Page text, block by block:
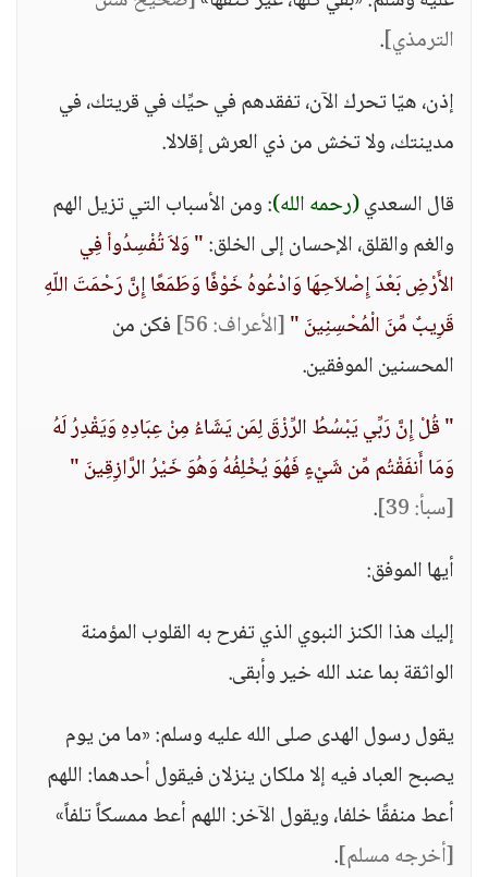
الترمذي].
إذن، هيّا تحرك الآن، تفقدهم في حيِّك في قريتك، في
مدينتك، ولا تخش من ذي العرش إقلالا.
قال السعدي(رحمه الله): ومن الأسباب التي تزيل الهم
والغم والقلق، الإحسان إلى الخلق:" وَلاَ تُفْسِدُواْ فِي
الأَرْضِ بَعْدَ إِصْلاَحِهَا وَادْعُوهُ خَوْفًا وَطَمَعًا إِنَّ رَحْمَتَ اللّهِ
قَرِيبٌ مِّنَ الْمُحْسِنِينَ "[الأعراف: 56]
فكن من
المحسنين الموفقين.
" قُلْ إِنَّ رَبِّي يَبْسُطُ الرِّزْقَ لِمَن يَشَاءُ مِنْ عِبَادِهِ وَيَقْدِرُ لَهُ
وَمَا أَنفَقْتُم مِّن شَيْءٍ فَهُوَ يُخْلِفُهُ وَهُوَ خَيْرُ الرَّازِقِينَ "
[سبأ: 39]
.
أيها الموفق:
إليك هذا الكنز النبوي الذي تفرح به القلوب المؤمنة
الواثقة بما عند الله خير وأبقى.
يقول رسول الهدى صلى الله عليه وسلم: «ما من يوم
يصبح العباد فيه إلا ملكان ينزلان فيقول أحدهما: اللهم
أعط منفقًا خلفا، ويقول الآخر: اللهم أعط ممسكاً تلفاً»
[أخرجه مسلم].